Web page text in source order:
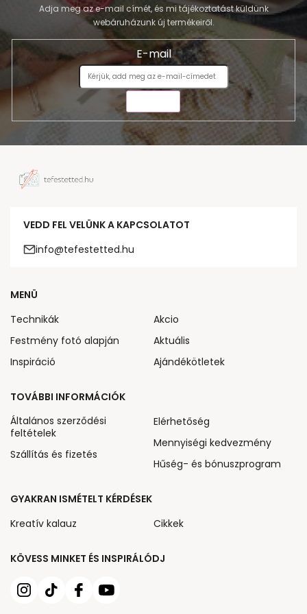
Adja meg az e-mail címét, és mi tájékoztatást küldünk
webáruházunk új termékeiről.
E-mail
VEDD FEL VELÜNK A KAPCSOLATOT
info@tefestetted.hu
KÖVESS MINKET ÉS INSPIRÁLÓDJ
MENÜ
Technikák
Festmény fotó alapján
Inspiráció
Akcio
Aktuális
Ajándékötletek
TOVÁBBI INFORMÁCIÓK
Általános szerződési
feltételek
Szállítás és fizetés
Elérhetőség
Mennyiségi kedvezmény
Hűség- és bónuszprogram
GYAKRAN ISMÉTELT KÉRDÉSEK
Kreatív kalauz
Cikkek